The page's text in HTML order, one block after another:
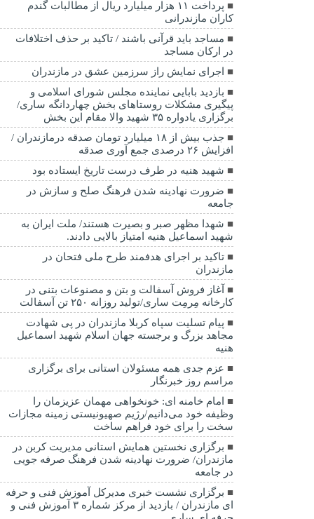
پرداخت ۱۱ هزار میلیارد ریال از مطالبات گندم
کاران مازندرانی
مساجد باید قرآنی باشند / تاکید بر حذف اختلافات
در ارکان مساجد
اجرای نمایش راز سرزمین عشق در مازندران
بازدید بابایی نماینده مجلس شورای اسلامی و
پیگیری مشکلات روستاهای بخش چهاردانگه ساری/
برگزاری یادواره ۳۵ شهید والا مقام این بخش
جذب بیش از ۱۸ میلیارد تومان صدقه درمازندران /
افزایش ۲۶ درصدی جمع آوری صدقه
شهید هنیه در طرف درست تاریخ ایستاده بود
ضرورت نهادینه شدن فرهنگ صلح و سازش در
جامعه
شهدا مظهر صبر و بصیرت هستند/ ملت ایران به
شهید اسماعیل هنیه امتیاز بالایی دادند.
تاکید بر اجرای هدفمند طرح ملی فتحان در
مازندران
آغاز فروش آسفالت و بتن و مصنوعات بتنی در
کارخانه مِرمِت ساری/تولید روزانه ۲۵۰ تن آسفالت
پیام تسلیت سپاه کربلا مازندران در پی شهادت
مجاهد بزرگ و برجسته جهان اسلام شهید اسماعیل
هنیه
عزم جدی همه مسئولان استانی برای برگزاری
مراسم روز خبرنگار
امام خامنه ای: خونخواهی مهمان عزیزمان را
وظیفه خود می‌دانیم/رژیم صهیونیستی زمینه مجازات
سخت را برای خود فراهم ساخت
برگزاری نخستین همایش استانی مدیریت کربن در
مازندران/ ضرورت نهادینه شدن فرهنگ صرفه جویی
در جامعه
برگزاری نشست خبری مدیرکل آموزش فنی و حرفه
ای مازندران / بازدید از مرکز شماره ۳ آموزش فنی و